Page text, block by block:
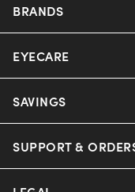
BRANDS
EYECARE
SAVINGS
SUPPORT &